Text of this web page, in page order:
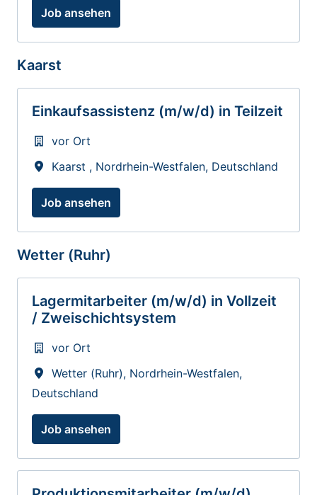
Job ansehen
Kaarst
Einkaufsassistenz (m/w/d) in Teilzeit
vor Ort
Kaarst , Nordrhein-Westfalen, Deutschland
Job ansehen
Wetter (Ruhr)
Lagermitarbeiter (m/w/d) in Vollzeit
/ Zweischichtsystem
vor Ort
Wetter (Ruhr), Nordrhein-Westfalen,
Deutschland
Job ansehen